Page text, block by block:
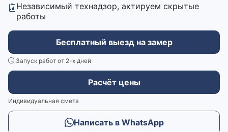
Независимый технадзор, актируем скрытые
работы
Бесплатный выезд на замер
Запуск работ от 2-х дней
Расчёт цены
Индивидуальная смета
Написать в WhatsApp